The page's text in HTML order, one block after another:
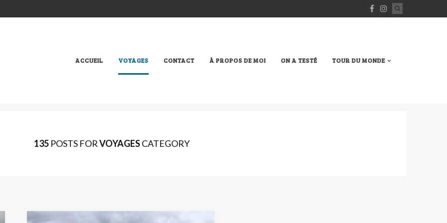
ACCUEIL VOYAGES CONTACT À PROPOS DE MOI ON A TESTÉ TOUR DU MONDE
135 POSTS FORVOYAGESCATEGORY